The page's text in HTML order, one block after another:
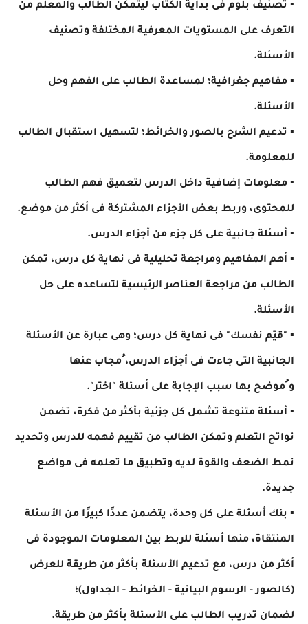
▪ تصنيف بلوم فى بداية الكتاب ليتمكن الطالب والمعلم من
التعرف على المستويات المعرفية المختلفة وتصنيف
الأسئلة.
▪ مفاهيم جغرافية؛ لمساعدة الطالب على الفهم وحل
الأسئلة.
▪ تدعيم الشرح بالصور والخرائط؛ لتسهيل استقبال الطالب
للمعلومة.
▪ معلومات إضافية داخل الدرس لتعميق فهم الطالب
للمحتوى، وربط بعض الأجزاء المشتركة فى أكثر من موضع.
▪ أسئلة جانبية على كل جزء من أجزاء الدرس.
▪ أهم المفاهيم ومراجعة تحليلية فى نهاية كل درس، تمكن
الطالب من مراجعة العناصر الرئيسية لتساعده على حل
الأسئلة.
▪ "قيّم نفسك" فى نهاية كل درس؛ وهى عبارة عن الأسئلة
الجانبية التى جاءت فى أجزاء الدرس، ُمجاب عنها
و ُموضح بها سبب الإجابة على أسئلة "اختر".
▪ أسئلة متنوعة تشمل كل جزئية بأكثر من فكرة، تضمن
نواتج التعلم وتمكن الطالب من تقييم فهمه للدرس وتحديد
نمط الضعف والقوة لديه وتطبيق ما تعلمه فى مواضع
جديدة.
▪ بنك أسئلة على كل وحدة، يتضمن عددًا كبيرًا من الأسئلة
المنتقاة، منها أسئلة للربط بين المعلومات الموجودة فى
أكثر من درس، مع تدعيم الأسئلة بأكثر من طريقة للعرض
(كالصور - الرسوم البيانية - الخرائط - الجداول)؛
لضمان تدريب الطالب على الأسئلة بأكثر من طريقة.